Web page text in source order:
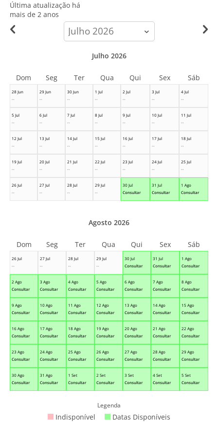
Última atualização há
mais de 2 anos
calendar-
month
28 Jun
--
29 Jun
--
30 Jun
--
1 Jul
--
2 Jul
--
3 Jul
--
4 Jul
--
5 Jul
--
6 Jul
--
7 Jul
--
8 Jul
--
9 Jul
--
10 Jul
--
11 Jul
--
12 Jul
--
13 Jul
--
14 Jul
--
15 Jul
--
16 Jul
--
17 Jul
--
18 Jul
--
19 Jul
--
20 Jul
--
21 Jul
--
22 Jul
--
23 Jul
--
24 Jul
--
25 Jul
--
26 Jul
--
27 Jul
--
28 Jul
--
29 Jul
--
30 Jul
Consultar
31 Jul
Consultar
1 Ago
Consultar
Julho 2026
Dom Seg Ter Qua Qui Sex Sáb
26 Jul
--
27 Jul
--
28 Jul
--
29 Jul
--
30 Jul
Consultar
31 Jul
Consultar
1 Ago
Consultar
2 Ago
Consultar
3 Ago
Consultar
4 Ago
Consultar
5 Ago
Consultar
6 Ago
Consultar
7 Ago
Consultar
8 Ago
Consultar
9 Ago
Consultar
10 Ago
Consultar
11 Ago
Consultar
12 Ago
Consultar
13 Ago
Consultar
14 Ago
Consultar
15 Ago
Consultar
16 Ago
Consultar
17 Ago
Consultar
18 Ago
Consultar
19 Ago
Consultar
20 Ago
Consultar
21 Ago
Consultar
22 Ago
Consultar
23 Ago
Consultar
24 Ago
Consultar
25 Ago
Consultar
26 Ago
Consultar
27 Ago
Consultar
28 Ago
Consultar
29 Ago
Consultar
30 Ago
Consultar
31 Ago
Consultar
1 Set
Consultar
2 Set
Consultar
3 Set
Consultar
4 Set
Consultar
5 Set
Consultar
Agosto 2026
Dom Seg Ter Qua Qui Sex Sáb
Legenda
Indisponível Datas Disponíveis